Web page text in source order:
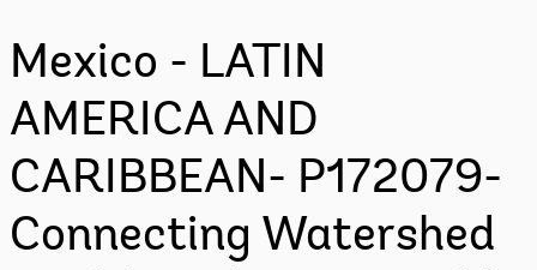
Mexico - LATIN
AMERICA AND
CARIBBEAN- P172079-
Connecting Watershed